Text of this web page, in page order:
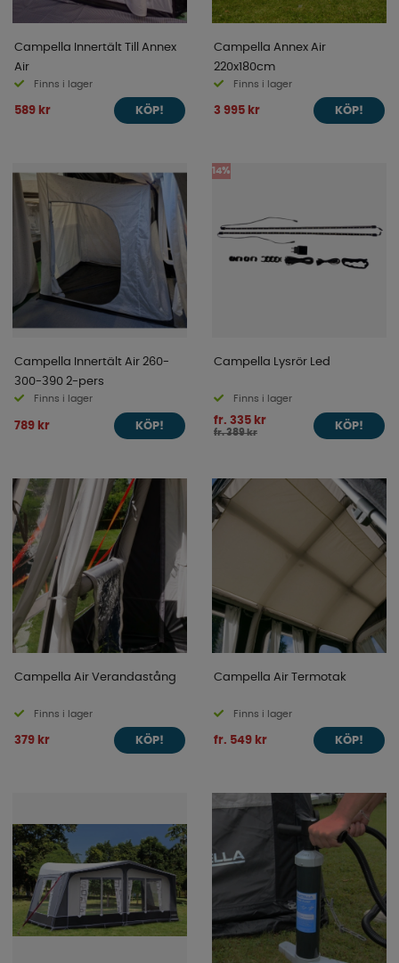
Campella Innertält Till Annex
Air
Finns i lager
589 kr KÖP!
Campella Annex Air
220x180cm
Finns i lager
3 995 kr KÖP!
Campella Innertält Air 260-
300-390 2-pers
Finns i lager
789 kr KÖP!
14%
Campella Lysrör Led
Finns i lager
fr. 335 kr
fr. 389 kr
KÖP!
Campella Air Verandastång
Finns i lager
379 kr KÖP!
Campella Air Termotak
Finns i lager
fr. 549 kr KÖP!